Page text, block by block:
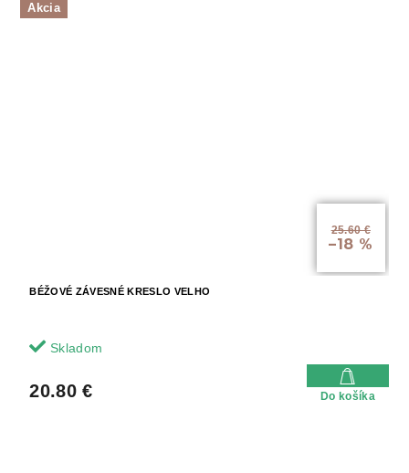
Akcia
25.60 €
–18 %
BÉŽOVÉ ZÁVESNÉ KRESLO VELHO
Skladom
20.80 € Do košíka